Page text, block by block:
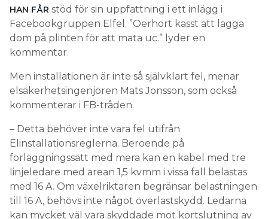
HAN FÅR stöd för sin uppfattning i ett inlägg i
Facebookgruppen Elfel. ”Oerhört kasst att lägga
dom på plinten för att mata uc.” lyder en
kommentar.
Men installationen är inte så självklart fel, menar
elsäkerhetsingenjören Mats Jonsson, som också
kommenterar i FB-tråden.
– Detta behöver inte vara fel utifrån
Elinstallationsreglerna. Beroende på
förläggningssätt med mera kan en kabel med tre
linjeledare med arean 1,5 kvmm i vissa fall belastas
med 16 A. Om växelriktaren begränsar belastningen
till 16 A, behövs inte något överlastskydd. Ledarna
kan mycket väl vara skyddade mot kortslutning av